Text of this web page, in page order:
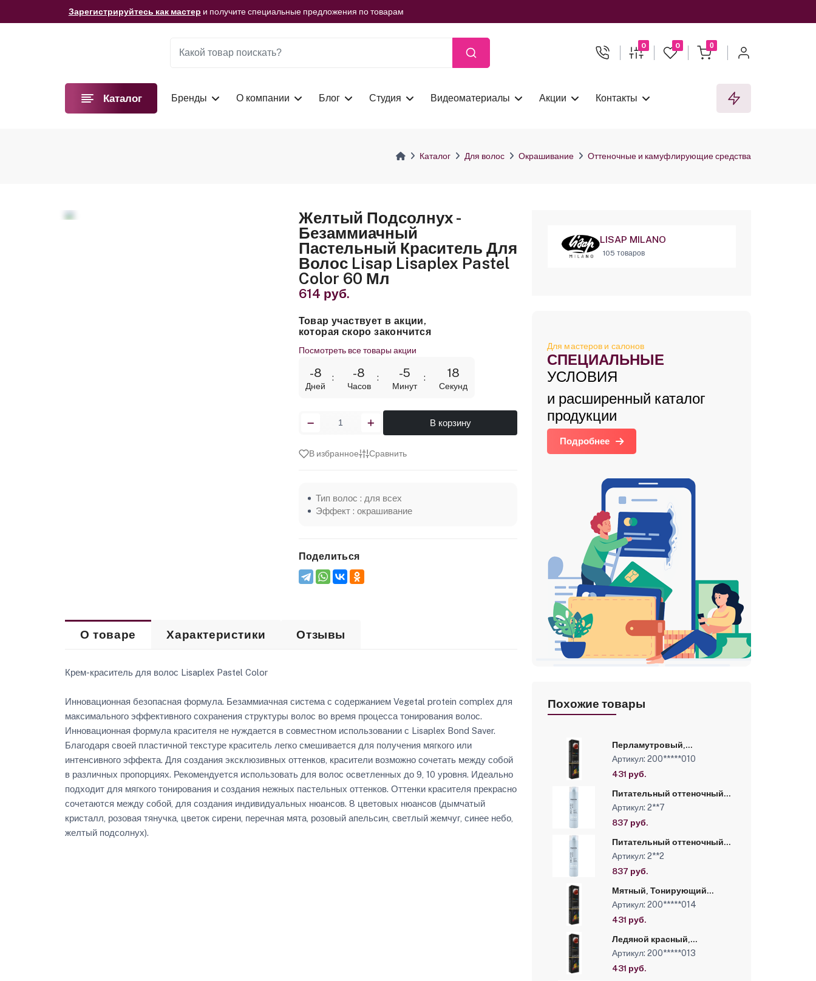
Зарегистрируйтесь как мастер и получите специальные предложения по товарам
Мы подготовили для вас видеоматериалы! Смотреть сейчас
0 0 0
Каталог Бренды О компании Блог Студия Видеоматериалы Акции Контакты
Каталог Для волос Окрашивание Оттеночные и камуфлирующие средства
Желтый Подсолнух -
Безаммиачный
Пастельный Краситель Для
Волос Lisap Lisaplex Pastel
Color 60 Мл
614 руб.
Товар участвует в акции,
которая скоро закончится
Посмотреть все товары акции
-8
Дней
-8
Часов
-5
Минут
18
Секунд
В корзину
В избранное Сравнить
Тип волос : для всех
Эффект : окрашивание
Поделиться
О товаре Характеристики Отзывы
Крем-краситель для волос Lisaplex Pastel Color
Инновационная безопасная формула. Безаммиачная система с содержанием Vegetal protein complex для
максимального эффективного сохранения структуры волос во время процесса тонирования волос.
Инновационная формула красителя не нуждается в совместном использовании с Lisaplex Bond Saver.
Благодаря своей пластичной текстуре краситель легко смешивается для получения мягкого или
интенсивного эффекта. Для создания эксклюзивных оттенков, красители возможно сочетать между собой
в различных пропорциях. Рекомендуется использовать для волос осветленных до 9, 10 уровня. Идеально
подходит для мягкого тонирования и создания нежных пастельных оттенков. Оттенки красителя прекрасно
сочетаются между собой, для создания индивидуальных нюансов. 8 цветовых нюансов (дымчатый
кристалл, розовая тянучка, цветок сирени, перечная мята, розовый апельсин, светлый жемчуг, синее небо,
желтый подсолнух).
LISAP MILANO
105 товаров
Для мастеров и салонов
СПЕЦИАЛЬНЫЕ
УСЛОВИЯ
и расширенный каталог
продукции
Подробнее
Похожие товары
Перламутровый,
Тонирующий краситель
прямого действия без
аммиака и окислителя Luxor
Артикул: 200*****010
431 руб.
Питательный оттеночный
бальзам для оттенков блонд
серии “Blond Bar”, Розовый,
300 мл
Артикул: 2**7
837 руб.
Питательный оттеночный
бальзам для оттенков блонд
серии “Blond Bar”, Бежевый,
300 мл
Артикул: 2**2
837 руб.
Мятный, Тонирующий
краситель прямого
действия без аммиака и
окислителя Luxor
Артикул: 200*****014
431 руб.
Ледяной красный,
Тонирующий краситель
прямого действия без
аммиака и оки-ля Luxor
Артикул: 200*****013
431 руб.